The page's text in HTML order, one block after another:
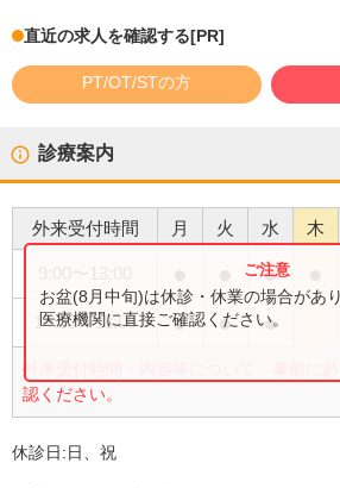
直近の求人を確認する[PR]
PT/OT/STの方
診療案内
外来受付時間 月 火 水 木
●
14:00〜18:00 ● ● ●
外来受付時間・内容等について、事前に必
認ください。
お盆(8月中旬)は休診・休業の場合があ
医療機関に直接ご確認ください。
休診日:日、祝